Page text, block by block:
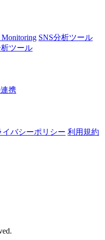
Monitoring SNS分析ツール
ツール
携
イバシーポリシー 利用規約